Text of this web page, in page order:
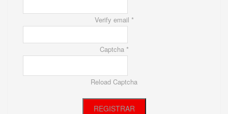
Verify email *
Captcha *
Reload Captcha
REGISTRAR